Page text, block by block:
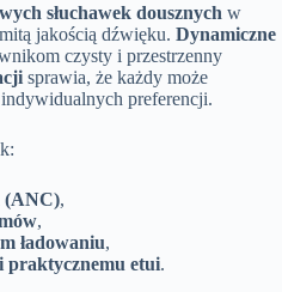
słuchawek dousznych w
jakością dźwięku. Dynamiczne
czysty i przestrzenny
sprawia, że każdy może
preferencji.
(ANC),
,
ładowaniu,
praktycznemu etui.